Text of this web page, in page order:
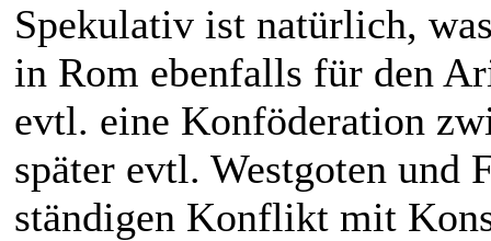
Spekulativ ist natürlich,
in Rom ebenfalls für den
evtl. eine Konföderation
später evtl. Westgoten und
ständigen Konflikt mit